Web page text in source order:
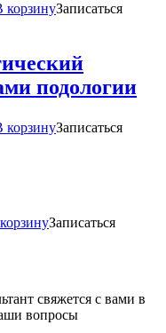
корзинуЗаписаться
подологии
корзинуЗаписаться
Записаться
свяжется с вами в
вопросы